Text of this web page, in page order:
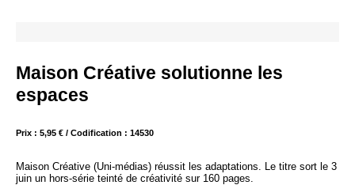
Maison Créative solutionne les
espaces
Prix : 5,95 € / Codification : 14530
Maison Créative (Uni-médias) réussit les adaptations. Le titre sort le 3
juin un hors-série teinté de créativité sur 160 pages.